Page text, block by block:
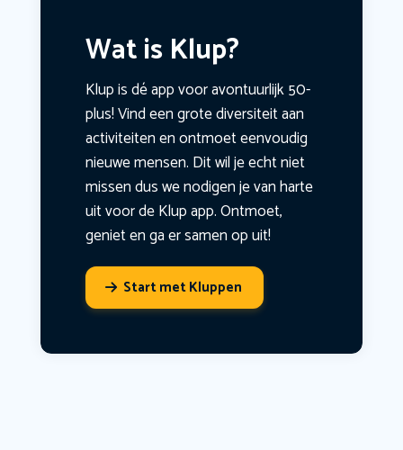
Wat is Klup?
Klup is dé app voor avontuurlijk 50-
plus! Vind een grote diversiteit aan
activiteiten en ontmoet eenvoudig
nieuwe mensen. Dit wil je echt niet
missen dus we nodigen je van harte
uit voor de Klup app. Ontmoet,
geniet en ga er samen op uit!
Start met Kluppen